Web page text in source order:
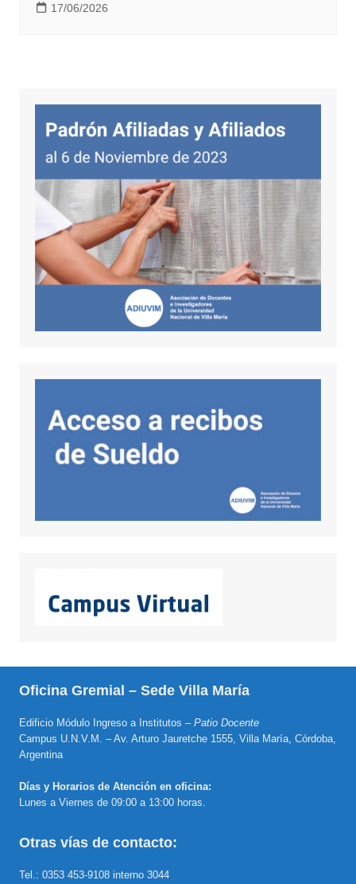
17/06/2026
Oficina Gremial – Sede Villa María
Edificio Módulo Ingreso a Institutos – Patio Docente
Campus U.N.V.M. – Av. Arturo Jauretche 1555, Villa María, Córdoba,
Argentina
Días y Horarios de Atención en oficina:
Lunes a Viernes de 09:00 a 13:00 horas.
Otras vías de contacto:
Tel.: 0353 453-9108 interno 3044